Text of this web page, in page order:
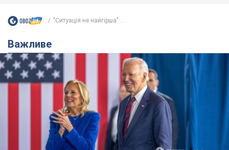
"Ситуація не найгірша":...
Важливе